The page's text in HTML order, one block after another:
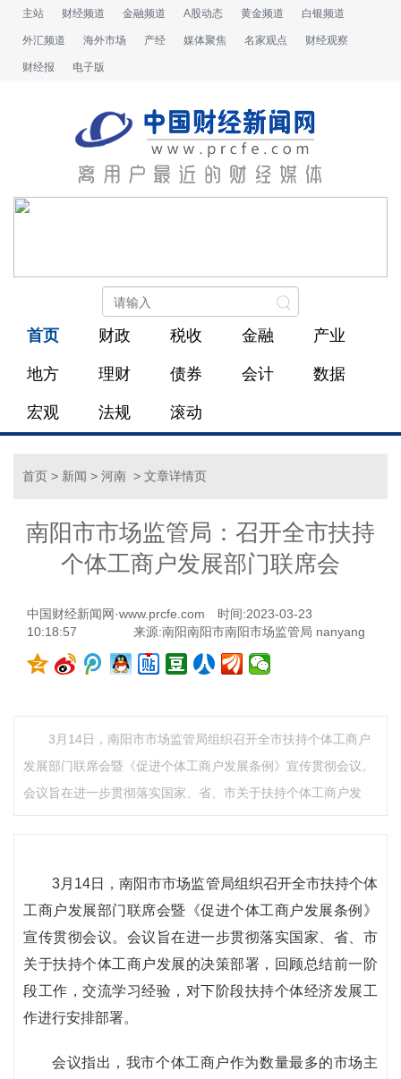
主站 财经频道 金融频道 A股动态 黄金频道 白银频道
外汇频道 海外市场 产经 媒体聚焦 名家观点 财经观察
财经报 电子版
首页 财政 税收 金融 产业
地方 理财 债券 会计 数据
宏观 法规 滚动
首页 > 新闻 > 河南 > 文章详情页
南阳市市场监管局：召开全市扶持
个体工商户发展部门联席会
中国财经新闻网·www.prcfe.com
时间:2023-03-23
10:18:57
来源:南阳南阳市南阳市场监管局 nanyang
3月14日，南阳市市场监管局组织召开全市扶持个体工商户
发展部门联席会暨《促进个体工商户发展条例》宣传贯彻会议。
会议旨在进一步贯彻落实国家、省、市关于扶持个体工商户发
3月14日，南阳市市场监管局组织召开全市扶持个体
工商户发展部门联席会暨《促进个体工商户发展条例》
宣传贯彻会议。会议旨在进一步贯彻落实国家、省、市
关于扶持个体工商户发展的决策部署，回顾总结前一阶
段工作，交流学习经验，对下阶段扶持个体经济发展工
作进行安排部署。
会议指出，我市个体工商户作为数量最多的市场主